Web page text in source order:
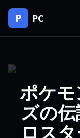
P PC
ポケ
ズの
ロス